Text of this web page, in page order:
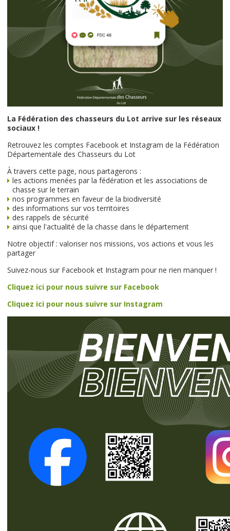
La Fédération des chasseurs du Lot arrive sur les réseaux
sociaux !
Retrouvez les comptes Facebook et Instagram de la Fédération
Départementale des Chasseurs du Lot
À travers cette page, nous partagerons :
les actions menées par la fédération et les associations de
chasse sur le terrain
nos programmes en faveur de la biodiversité
des informations sur vos territoires
des rappels de sécurité
ainsi que l'actualité de la chasse dans le département
Notre objectif : valoriser nos missions, vos actions et vous les
partager
Suivez-nous sur Facebook et Instagram pour ne rien manquer !
Cliquez ici pour nous suivre sur Facebook
Cliquez ici pour nous suivre sur Instagram